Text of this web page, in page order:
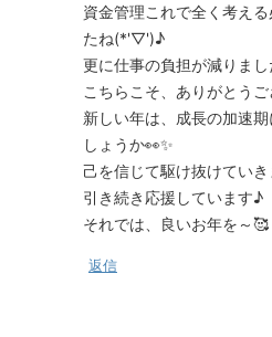
資金管理これで全く考え
たね(*'▽')♪
更に仕事の負担が減りまし
こちらこそ、ありがとうご
新しい年は、成長の加速
しょうか👀✨
己を信じて駆け抜けてい
引き続き応援しています♪
それでは、良いお年を～🥰
返信